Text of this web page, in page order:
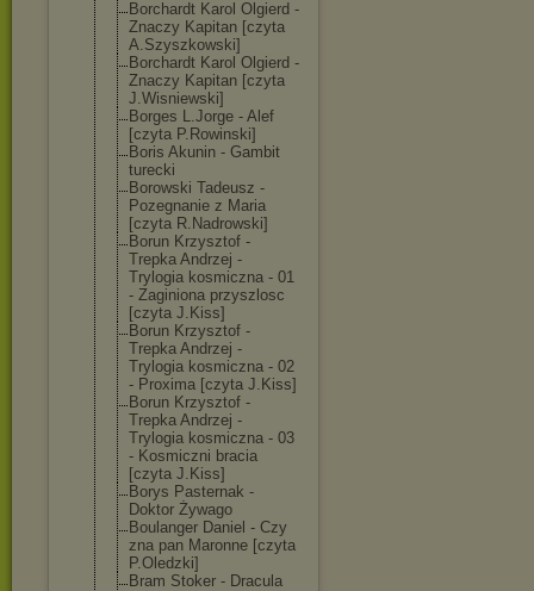
Borchardt Karol Olgierd -
Znaczy Kapitan [czyta
A.Szyszkowski]
Borchardt Karol Olgierd -
Znaczy Kapitan [czyta
J.Wisniewski]
Borges L.Jorge - Alef
[czyta P.Rowinski]
Boris Akunin - Gambit
turecki
Borowski Tadeusz -
Pozegnanie z Maria
[czyta R.Nadrowski]
Borun Krzysztof -
Trepka Andrzej -
Trylogia kosmiczna - 01
- Zaginiona przyszlosc
[czyta J.Kiss]
Borun Krzysztof -
Trepka Andrzej -
Trylogia kosmiczna - 02
- Proxima [czyta J.Kiss]
Borun Krzysztof -
Trepka Andrzej -
Trylogia kosmiczna - 03
- Kosmiczni bracia
[czyta J.Kiss]
Borys Pasternak -
Doktor Żywago
Boulanger Daniel - Czy
zna pan Maronne [czyta
P.Oledzki]
Bram Stoker - Dracula